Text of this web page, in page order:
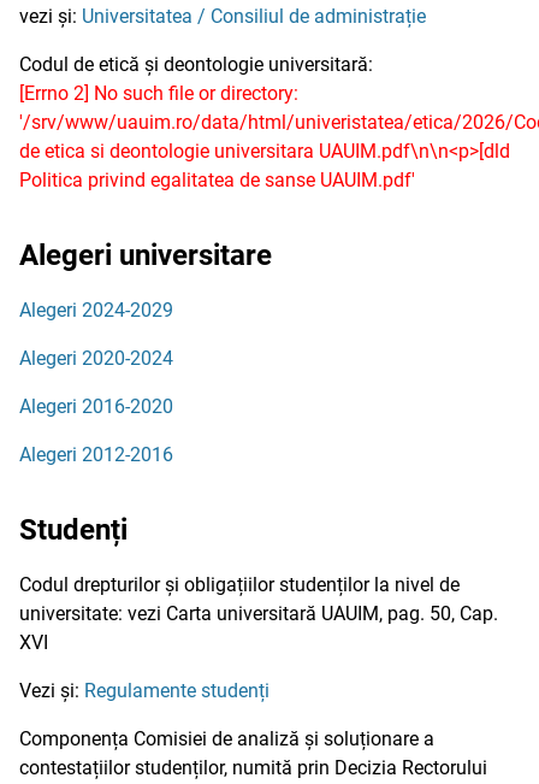
vezi și: Universitatea / Consiliul de administrație
Codul de etică și deontologie universitară:
[Errno 2] No such file or directory:
'/srv/www/uauim.ro/data/html/univeristatea/etica/2026/
de etica si deontologie universitara UAUIM.pdf\n\n<p>[dld
Politica privind egalitatea de sanse UAUIM.pdf'
Alegeri universitare
Alegeri 2024-2029
Alegeri 2020-2024
Alegeri 2016-2020
Alegeri 2012-2016
Studenți
Codul drepturilor și obligațiilor studenților la nivel de
universitate: vezi Carta universitară UAUIM, pag. 50, Cap.
XVI
Vezi și: Regulamente studenți
Componența Comisiei de analiză și soluționare a
contestațiilor studenților, numită prin Decizia Rectorului